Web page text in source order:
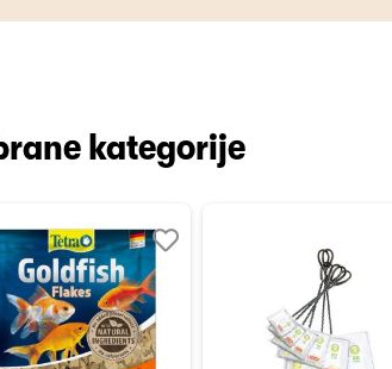
kategorije
Dodaj
u
listu
želja
Uporedi